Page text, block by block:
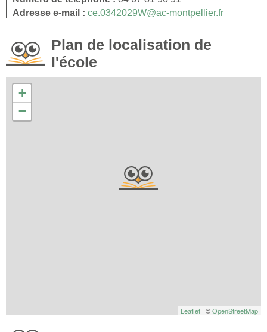
Adresse e-mail : ce.0342029W@ac-montpellier.fr
Plan de localisation de
l'école
+
−
Leaflet | ©OpenStreetMap